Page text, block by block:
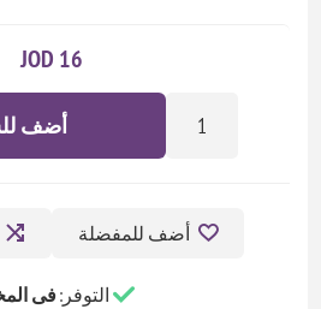
16 JOD
أضف
أضف للمفضلة
التوفر:فى